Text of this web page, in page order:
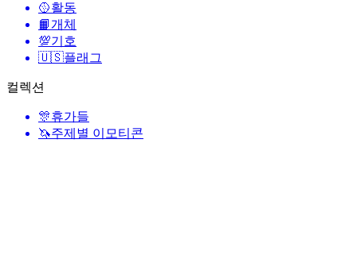
🥎활동
📙개체
💯기호
🇺🇸플래그
컬렉션
🎊휴가들
🦄주제별 이모티콘